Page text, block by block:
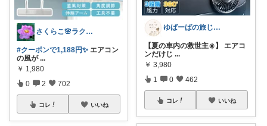
さくらこ🌸ラクする暮らしnote
#クーポンで1,188円✨ エアコン
の風が ...
￥ 1,980
0 2 702
コレ いいね
ゆばーばの旅じたく
【夏の車内の救世主☀️】 エアコ
ンだけじ ...
￥ 3,980
1 0 462
コレ いいね